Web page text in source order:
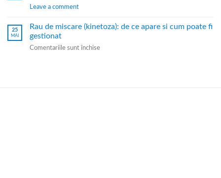
Leave a comment
25
MAI
Rau de miscare (kinetoza): de ce apare si cum poate fi
gestionat
Comentariile sunt închise